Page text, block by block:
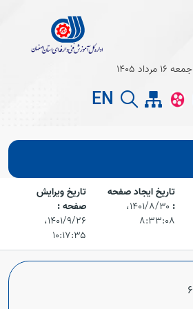
جمعه 16 مرداد 1405
EN
تاریخ ایجاد صفحه
:
۱۴۰۱/۸/۳۰،‏
۸:۳۳:۰۸
تاریخ ویرایش
صفحه :
۱۴۰۱/۹/۲۶،‏
۱۰:۱۷:۳۵